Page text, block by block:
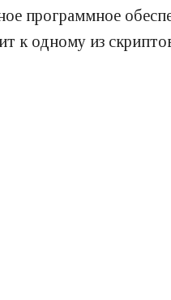
программное
к одному из